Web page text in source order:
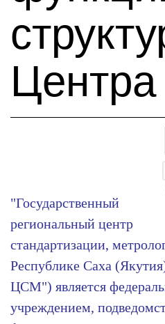
Центра
"Государственный
региональный центр
стандартизации,
Республике Саха
ЦСМ") является
учреждением,